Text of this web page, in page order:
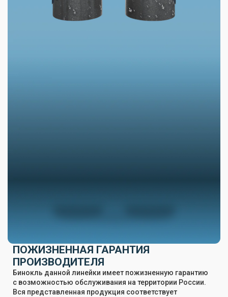
ПОЖИЗНЕННАЯ ГАРАНТИЯ
ПРОИЗВОДИТЕЛЯ
Бинокль данной линейки имеет пожизненную гарантию
с возможностью обслуживания на территории России.
Вся представленная продукция соответствует